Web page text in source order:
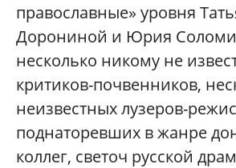
православные» уровня
Дорониной и Юрия
несколько никому не
критиков-почвенников,
неизвестных лузеров-
поднаторевших в жанре
коллег, светоч русской